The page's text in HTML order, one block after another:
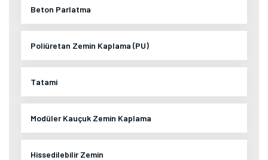
Beton Parlatma
Poliüretan Zemin Kaplama (PU)
Tatami
Modüler Kauçuk Zemin Kaplama
Hissedilebilir Zemin